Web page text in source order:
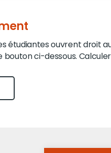
étudiantes ouvrent droit
bouton ci-dessous.